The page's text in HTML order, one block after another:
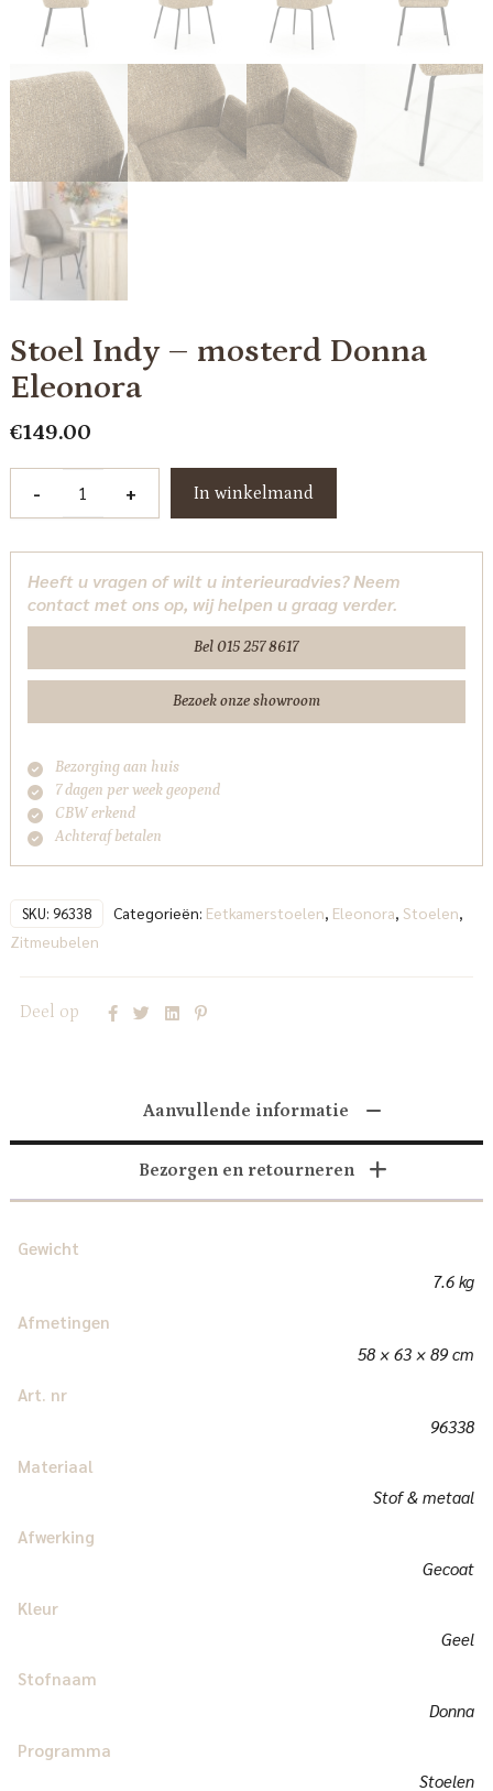
Stoel Indy – mosterd Donna
Eleonora
€149.00
-
mosterd
Donna
Eleonora
+ In winkelmand
Heeft u vragen of wilt u interieuradvies? Neem
contact met ons op, wij helpen u graag verder.
Bel 015 257 8617
Bezoek onze showroom
Bezorging aan huis
7 dagen per week geopend
CBW erkend
Achteraf betalen
SKU: 96338 Categorieën: Eetkamerstoelen, Eleonora, Stoelen,
Zitmeubelen
Deel op
Aanvullende informatie
Bezorgen en retourneren
Gewicht
7.6 kg
Afmetingen
58 × 63 × 89 cm
Art. nr
96338
Materiaal
Stof & metaal
Afwerking
Gecoat
Kleur
Geel
Stofnaam
Donna
Programma
Stoelen